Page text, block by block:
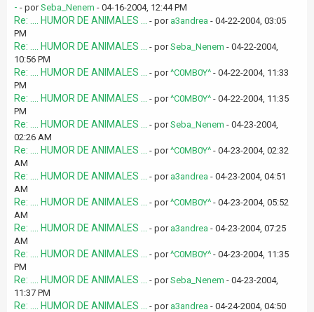
- - porSeba_Nenem - 04-16-2004, 12:44 PM
Re: .... HUMOR DE ANIMALES ... - por a3andrea - 04-22-2004, 03:05
PM
Re: .... HUMOR DE ANIMALES ... - porSeba_Nenem - 04-22-2004,
10:56 PM
Re: .... HUMOR DE ANIMALES ... - por^C0MB0Y^ - 04-22-2004, 11:33
PM
Re: .... HUMOR DE ANIMALES ... - por^C0MB0Y^ - 04-22-2004, 11:35
PM
Re: .... HUMOR DE ANIMALES ... - porSeba_Nenem - 04-23-2004,
02:26 AM
Re: .... HUMOR DE ANIMALES ... - por^C0MB0Y^ - 04-23-2004, 02:32
AM
Re: .... HUMOR DE ANIMALES ... - por a3andrea - 04-23-2004, 04:51
AM
Re: .... HUMOR DE ANIMALES ... - por^C0MB0Y^ - 04-23-2004, 05:52
AM
Re: .... HUMOR DE ANIMALES ... - por a3andrea - 04-23-2004, 07:25
AM
Re: .... HUMOR DE ANIMALES ... - por^C0MB0Y^ - 04-23-2004, 11:35
PM
Re: .... HUMOR DE ANIMALES ... - porSeba_Nenem - 04-23-2004,
11:37 PM
Re: .... HUMOR DE ANIMALES ... - por a3andrea - 04-24-2004, 04:50